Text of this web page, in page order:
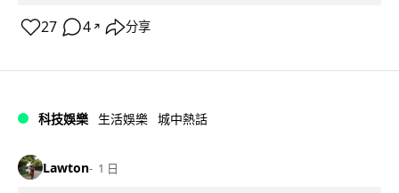
27 4 ↗ 分享
科技娛樂 生活娛樂 城中熱話
Lawton 1 日